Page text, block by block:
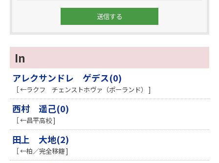
In
アレクサンドレ ゲデス(0)
［ ←ラクフ チェンストホヴァ（ポーランド） ]
西村 遥己(0)
［ ←昌平高校 ]
田上 大地(2)
［ ←柏／完全移籍 ]